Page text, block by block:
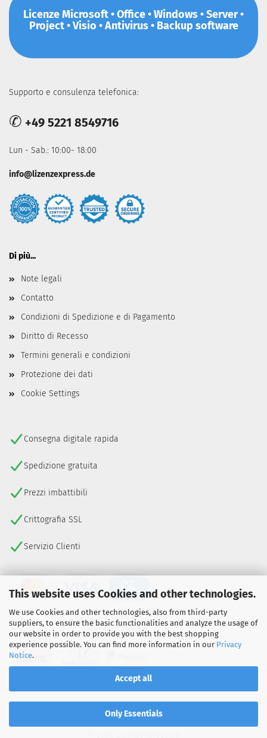
This website uses Cookies and other technologies.
We use Cookies and other technologies, also from third-party
suppliers, to ensure the basic functionalities and analyze the usage of
our website in order to provide you with the best shopping
experience possible. You can find more information in our Privacy
Notice.
Accept all
Only Essentials
Licenze Microsoft • Office • Windows • Server •
Project • Visio • Antivirus • Backup software
Supporto e consulenza telefonica:
✆ +49 5221 8549716
Lun - Sab.: 10:00- 18:00
info@lizenzexpress.de
Di più...
Note legali
Contatto
Condizioni di Spedizione e di Pagamento
Diritto di Recesso
Termini generali e condizioni
Protezione dei dati
Cookie Settings
Consegna digitale rapida
Spedizione gratuita
Prezzi imbattibili
Crittografia SSL
Servizio Clienti
RECEDERE DAL CONTRATTO